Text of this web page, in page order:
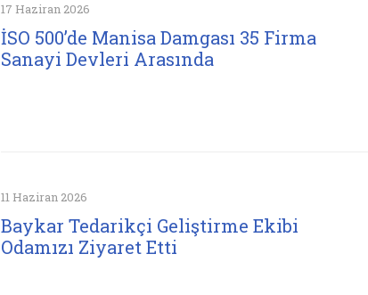
17 Haziran 2026
İSO 500’de Manisa Damgası 35 Firma
Sanayi Devleri Arasında
11 Haziran 2026
Baykar Tedarikçi Geliştirme Ekibi
Odamızı Ziyaret Etti